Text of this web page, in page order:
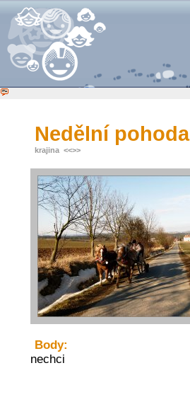
Nedělní pohoda
krajina <<>>
Body:
nechci